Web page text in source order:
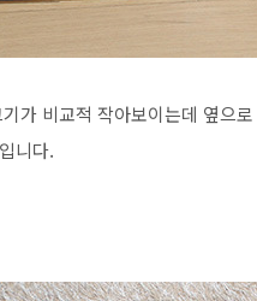
가 비교적 작아보이는데 옆으
니다.